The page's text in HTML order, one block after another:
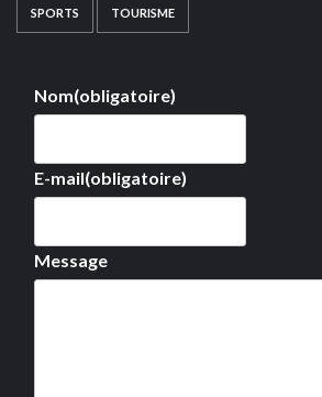
SPORTS TOURISME
Nom(obligatoire)
E-mail(obligatoire)
Message